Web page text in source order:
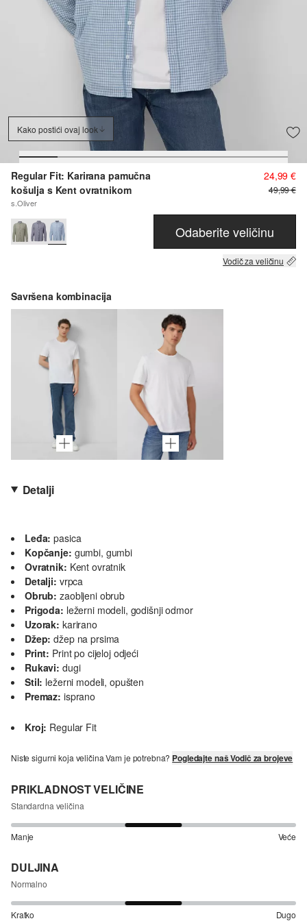
Kako postići ovaj look
Regular Fit: Karirana pamučna
košulja s Kent ovratnikom
s.Oliver
24,99 €
49,99 €
Odaberite veličinu
Vodič za veličinu
Savršena kombinacija
Detalji
Leđa: pasica
Kopčanje: gumbi, gumbi
Ovratnik: Kent ovratnik
Detalji: vrpca
Obrub: zaobljeni obrub
Prigoda: ležerni modeli, godišnji odmor
Uzorak: karirano
Džep: džep na prsima
Print: Print po cijeloj odjeći
Rukavi: dugi
Stil: ležerni modeli, opušten
Premaz: isprano
Kroj: Regular Fit
Niste sigurni koja veličina Vam je potrebna? Pogledajte naš Vodič za brojeve
PRIKLADNOST VELIČINE
Standardna veličina
Manje Veće
DULJINA
Normalno
Kratko Dugo